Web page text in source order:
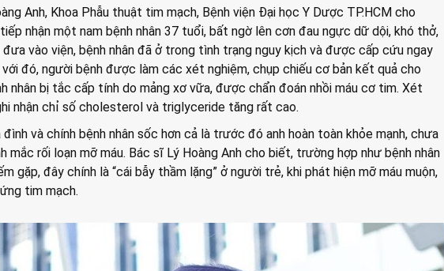
Anh, Khoa Phẫu thuật tim mạch, Bệnh viện Đại học Y Dược TP.HCM cho
nhận một nam bệnh nhân 37 tuổi, bất ngờ lên cơn đau ngực dữ dội, khó thở,
đưa vào viện, bệnh nhân đã ở trong tình trạng nguy kịch và được cấp cứu ngay
đó, người bệnh được làm các xét nghiệm, chụp chiếu cơ bản kết quả cho
nhân bị tắc cấp tính do mảng xơ vữa, được chẩn đoán nhồi máu cơ tim. Xét
nhận chỉ số cholesterol và triglyceride tăng rất cao.
đình và chính bệnh nhân sốc hơn cả là trước đó anh hoàn toàn khỏe mạnh, chưa
mắc rối loạn mỡ máu. Bác sĩ Lý Hoàng Anh cho biết, trường hợp như bệnh nhân
gặp, đây chính là “cái bẫy thầm lặng” ở người trẻ, khi phát hiện mỡ máu muộn,
tim mạch.